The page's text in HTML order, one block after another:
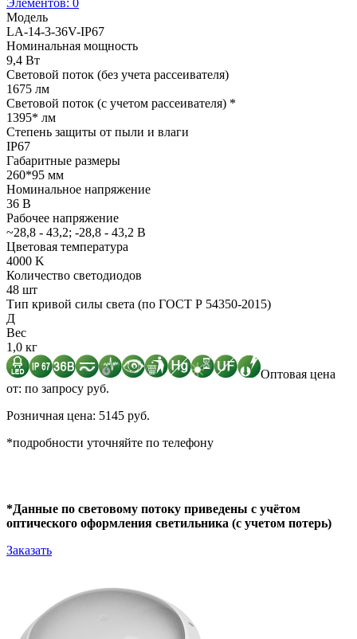
Элементов: 0
Модель
LA-14-3-36V-IP67
Номинальная мощность
9,4 Вт
Световой поток (без учета рассеивателя)
1675 лм
Световой поток (с учетом рассеивателя) *
1395* лм
Степень защиты от пыли и влаги
IP67
Габаритные размеры
260*95 мм
Номинальное напряжение
36 В
Рабочее напряжение
~28,8 - 43,2; -28,8 - 43,2 В
Цветовая температура
4000 K
Количество светодиодов
48 шт
Тип кривой силы света (по ГОСТ Р 54350-2015)
Д
Вес
1,0 кг
Оптовая цена
от: по запросу руб.
Розничная цена: 5145 руб.
*подробности уточняйте по телефону
*Данные по световому потоку приведены с учётом
оптического оформления светильника (с учетом потерь)
Заказать